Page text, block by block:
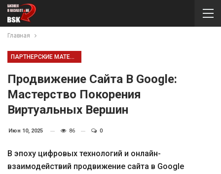
Главная
ПАРТНЕРСКИЕ МАТЕРИАЛЫ
Продвижение Сайта В Google:
Мастерство Покорения
Виртуальных Вершин
Июн 10, 2025 86 0
В эпоху цифровых технологий и онлайн-
взаимодействий продвижение сайта в Google